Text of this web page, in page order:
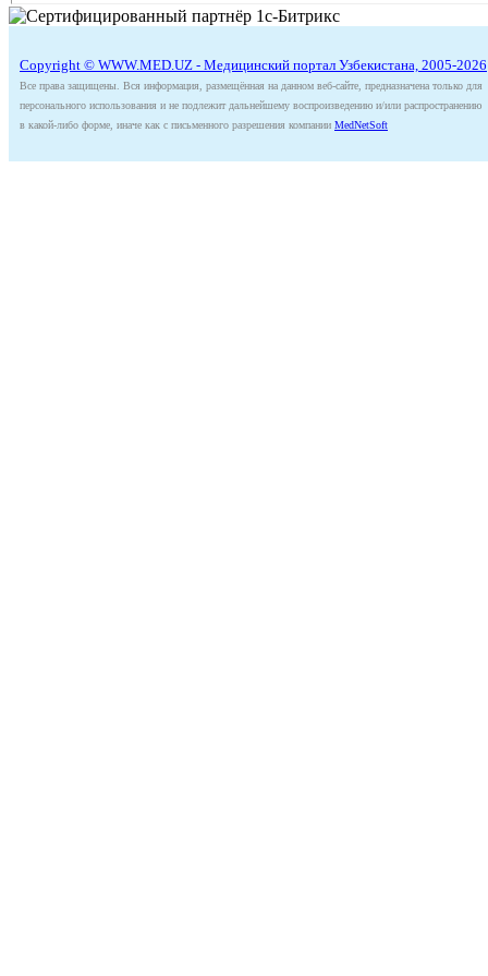
Copyright © WWW.MED.UZ - Медицинский портал Узбекистана, 2005-2026
Все права защищены. Вся информация, размещённая на данном веб-сайте, предназначена только для
персонального использования и не подлежит дальнейшему воспроизведению и/или распространению
в какой-либо форме, иначе как с письменного разрешения компании MedNetSoft